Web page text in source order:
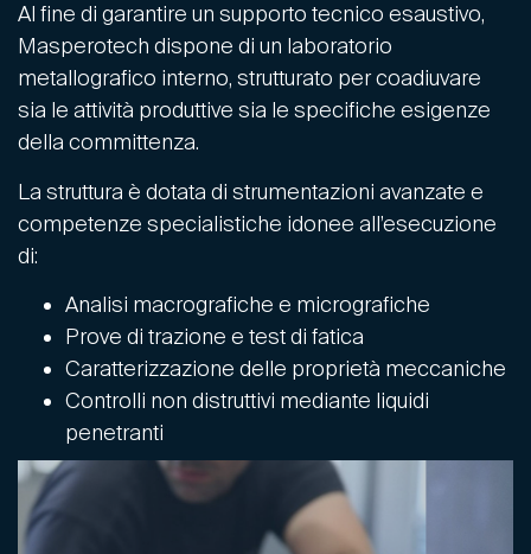
Al fine di garantire un supporto tecnico esaustivo,
Masperotech dispone di un laboratorio
metallografico interno, strutturato per coadiuvare
sia le attività produttive sia le specifiche esigenze
della committenza.
La struttura è dotata di strumentazioni avanzate e
competenze specialistiche idonee all’esecuzione
di:
Analisi macrografiche e micrografiche
Prove di trazione e test di fatica
Caratterizzazione delle proprietà meccaniche
Controlli non distruttivi mediante liquidi
penetranti